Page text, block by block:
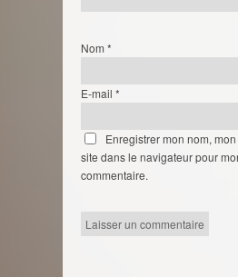
Nom *
E-mail *
Enregistrer mon nom,
site dans le navigateur pour
commentaire.